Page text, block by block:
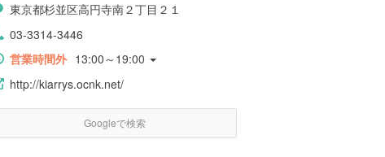
東京都杉並区高円寺南２丁目２１
03-3314-3446
営業時間外 13:00～19:00
http://kiarrys.ocnk.net/
Googleで検索